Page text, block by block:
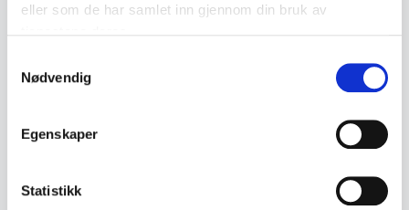
eller som de har samlet inn gjennom din bruk av
Nødvendig
Egenskaper
Statistikk
Similar products
See all in Antiques